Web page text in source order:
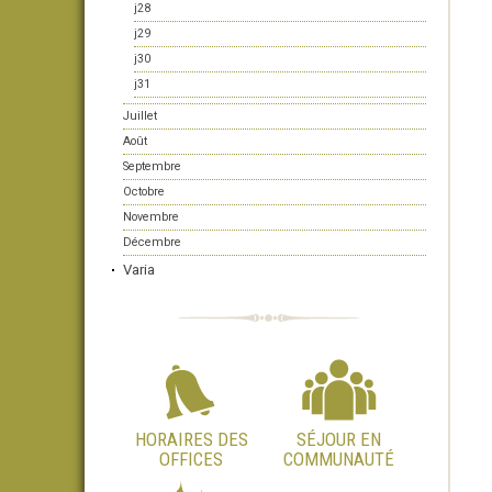
j28
j29
j30
j31
Juillet
Août
Septembre
Octobre
Novembre
Décembre
Varia
HORAIRES DES
OFFICES
SÉJOUR EN
COMMUNAUTÉ